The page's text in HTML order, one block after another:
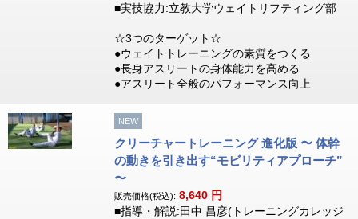
■実技協力:立教大学ウェイトリフティング部
☆3つのターゲット☆
●ウェイトトレーニングの素質をつくる
●長身アスリートの身体能力を高める
●アスリート全般のパフォーマンス向上
NEW
クリーチャートレーニング 進化版 〜 体幹
の動きを引き出す“モビリティアプローチ”
〜
販売価格(税込): 8,640 円
■指導・解説:田中 昌彦(トレーニングカレッジ